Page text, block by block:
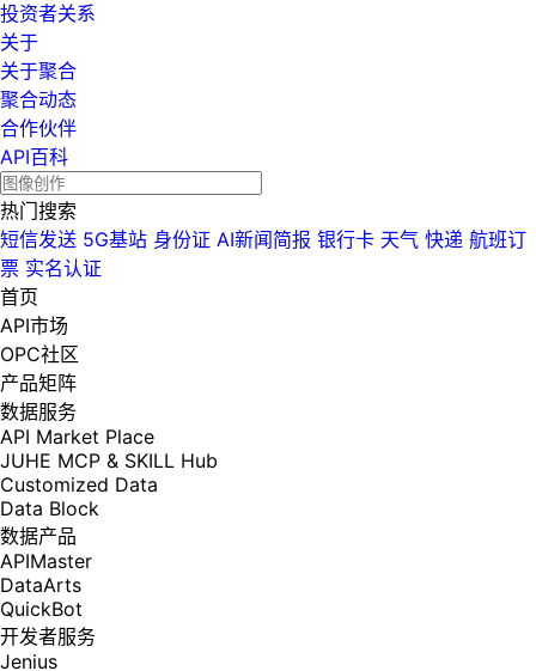
投资者关系
关于
关于聚合
聚合动态
合作伙伴
API百科
热门搜索
短信发送 5G基站 身份证 AI新闻简报 银行卡 天气 快递 航班订
票 实名认证
首页
API市场
OPC社区
产品矩阵
数据服务
API Market Place
JUHE MCP & SKILL Hub
Customized Data
Data Block
数据产品
APIMaster
DataArts
QuickBot
开发者服务
Jenius